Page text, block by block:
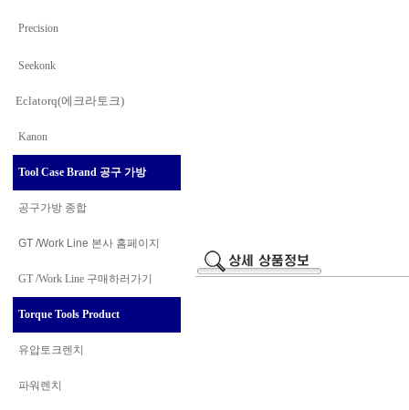
Precision
Seekonk
Eclatorq(에크라토크)
Kanon
Tool Case Brand 공구 가방
공구가방 종합
GT /Work Line 본사 홈페이지
GT /Work Line 구매하러가기
Torque Tools Product
유압토크렌치
파워렌치